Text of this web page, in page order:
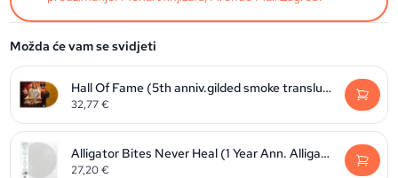
Možda će vam se svidjeti
Hall Of Fame (5th anniv.gilded smoke translucent vinyl) (RSD2026)
32,77€
Alligator Bites Never Heal (1 Year Ann. Alligator Picture Disc edition)
27,20€